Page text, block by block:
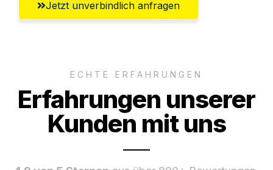
Jetzt unverbindlich anfragen
ECHTE ERFAHRUNGEN
Erfahrungen unserer
Kunden mit uns